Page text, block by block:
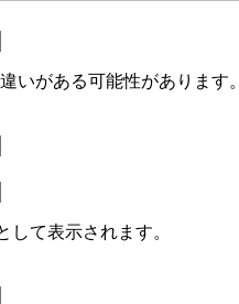
いがある可能性があります。
て表示されます。